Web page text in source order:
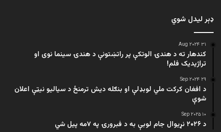
ډېر لیدل شوي
۳۱ Aug ۲۰۲۴
کندهار ته د هندۍ الوتکې پر راتښتونې د هندۍ سینما نوی او
تراژيديک فلم!
۲۹ Sep ۲۰۲۴
د افغان کرکت ملي لوبډلې او بنګله دیش ترمنځ د سیالیو نیټې اعلان
شوې
۱۰ Sep ۲۰۲۵
د ۲۰۲۶ نړیوال جام لوبې به د فبرورۍ په ۷مه پیل شي